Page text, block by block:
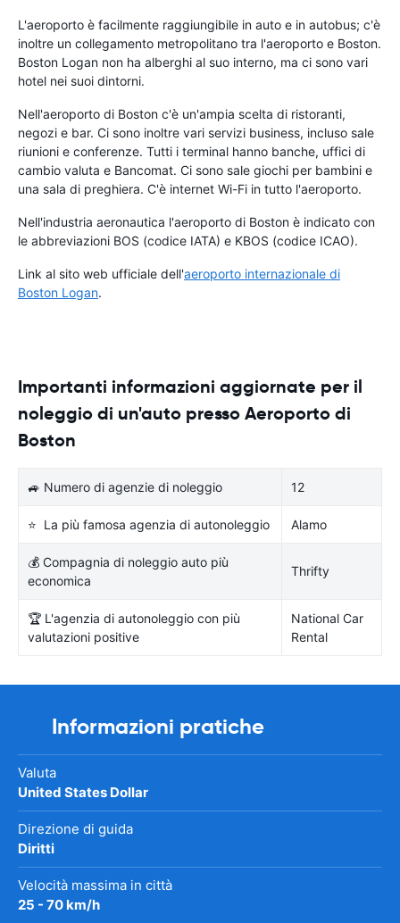
L'aeroporto è facilmente raggiungibile in auto e in autobus; c'è
inoltre un collegamento metropolitano tra l'aeroporto e Boston.
Boston Logan non ha alberghi al suo interno, ma ci sono vari
hotel nei suoi dintorni.
Nell'aeroporto di Boston c'è un'ampia scelta di ristoranti,
negozi e bar. Ci sono inoltre vari servizi business, incluso sale
riunioni e conferenze. Tutti i terminal hanno banche, uffici di
cambio valuta e Bancomat. Ci sono sale giochi per bambini e
una sala di preghiera. C'è internet Wi-Fi in tutto l'aeroporto.
Nell'industria aeronautica l'aeroporto di Boston è indicato con
le abbreviazioni BOS (codice IATA) e KBOS (codice ICAO).
Link al sito web ufficiale dell'aeroporto internazionale di
Boston Logan.
Importanti informazioni aggiornate per il
noleggio di un'auto presso Aeroporto di
Boston
🚙 Numero di agenzie di noleggio 12
⭐ La più famosa agenzia di autonoleggio Alamo
💰 Compagnia di noleggio auto più
economica
Thrifty
🏆 L'agenzia di autonoleggio con più
valutazioni positive
National Car
Rental
Informazioni pratiche
Valuta
United States Dollar
Direzione di guida
Diritti
Velocità massima in città
25 - 70 km/h